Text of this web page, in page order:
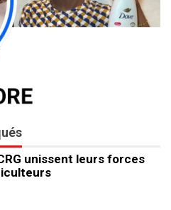
unissent leurs forces